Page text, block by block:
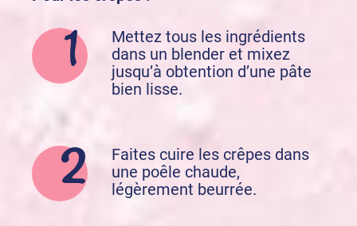
Mettez tous les ingrédients
dans un blender et mixez
jusqu’à obtention d’une pâte
bien lisse.
Faites cuire les crêpes dans
une poêle chaude,
légèrement beurrée.